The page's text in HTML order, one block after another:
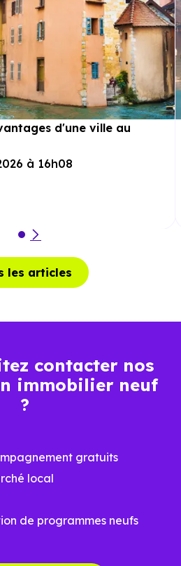
d'une ville au
à 16h08
les articles
contacter nos
immobilier neuf
?
gratuits
local
de programmes neufs